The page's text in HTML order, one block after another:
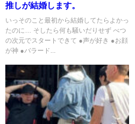
推しが結婚します。
いっそのこと最初から結婚してたらよかっ
たのに… そしたら何も騒いだりせず べつ
の次元でスタートできて ●声が好き ●お顔
が神 ●バラード...